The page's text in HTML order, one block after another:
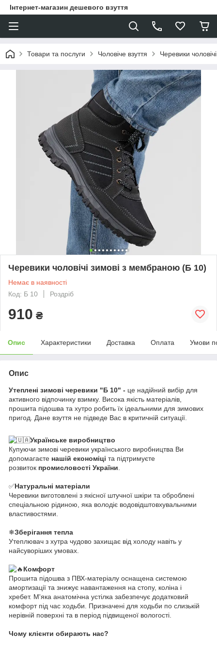
Інтернет-магазин дешевого взуття
Товари та послуги Чоловіче взуття Черевики чоловічі
Черевики чоловічі зимові з мембраною (Б 10)
Немає в наявності
Код: Б 10
Роздріб
910 ₴
Опис Характеристики Доставка Оплата Умови
Опис
Утеплені зимові черевики "Б 10" - це надійний вибір для
активного відпочинку взимку. Висока якість матеріалів,
прошита підошва та хутро робить їх ідеальними для зимових
пригод. Дане взуття не підведе Вас в критичній ситуації.
Українське виробництво
Купуючи зимові черевики українського виробництва Ви
допомагаєте нашій економіці та підтримуєте
розвиток промисловості України
✅Натуральні матеріали
Черевики виготовлені з якісної штучної шкіри та оброблені
спеціальною рідиною, яка володіє водовідштовхувальними
властивостями.
❄Зберігання тепла
Утеплювач з хутра чудово захищає від холоду навіть у
найсуворіших умовах.
Комфорт
Прошита підошва з ПВХ-матеріалу оснащена системою
амортизації та знижує навантаження на стопу, коліна і
хребет. М'яка анатомічна устілка забезпечує додатковий
комфорт під час ходьби. Призначені для ходьби по слизькій
нерівній поверхні та в період підвищеної вологості.
Чому клієнти обирають нас?